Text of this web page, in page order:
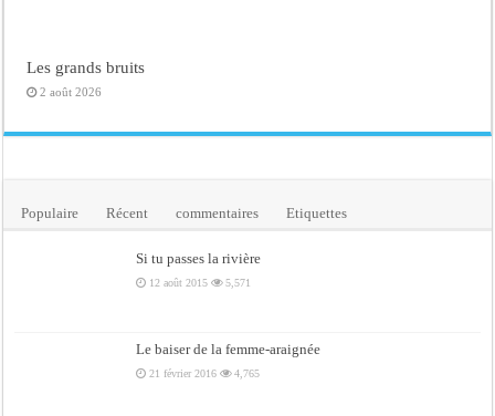
Les grands bruits
2 août 2026
Populaire Récent commentaires Etiquettes
Si tu passes la rivière
12 août 2015 5,571
Le baiser de la femme-araignée
21 février 2016 4,765